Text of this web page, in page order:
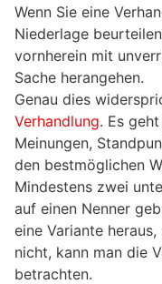
Wenn Sie eine
Niederlage
vornherein mit
Sache herangehen.
Genau dies
Verhandlung. Es
Meinungen,
den bestmöglichen
Mindestens zwei
auf einen Nenner
eine Variante
nicht, kann man die
betrachten.